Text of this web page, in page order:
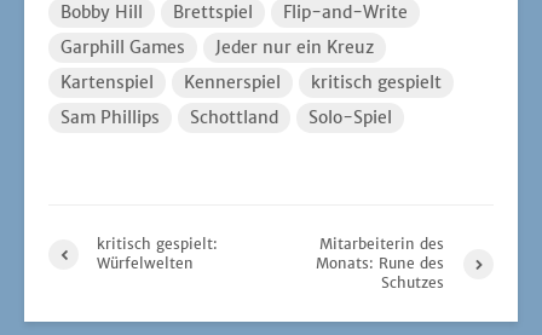
Bobby Hill Brettspiel
Flip-and-Write
Garphill Games
Jeder nur ein Kreuz
Kartenspiel
Kennerspiel
kritisch gespielt
Sam Phillips
Schottland Solo-Spiel
kritisch gespielt:
Würfelwelten
Mitarbeiterin des
Monats: Rune des
Schutzes